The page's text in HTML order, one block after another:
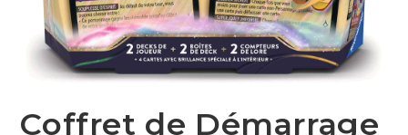
Coffret de Démarrage